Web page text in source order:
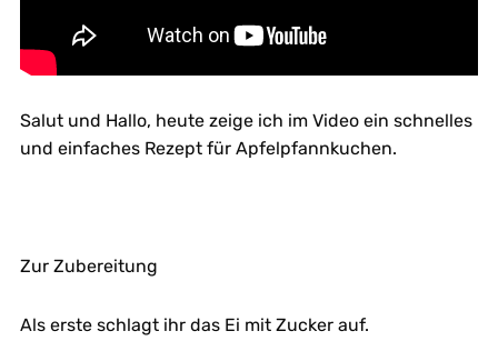
Salut und Hallo, heute zeige ich im Video ein schnelles
und einfaches Rezept für Apfelpfannkuchen.
Zur Zubereitung
Als erste schlagt ihr das Ei mit Zucker auf.